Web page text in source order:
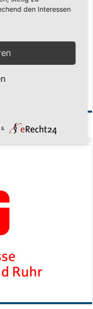
wir kommen!
den Interessen
&